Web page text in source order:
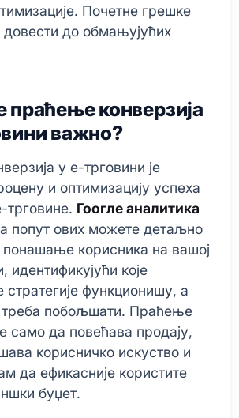
Почетне грешке
довести до обмањујућих
праћење конверзија
важно?
у е-трговини је
и оптимизацију успеха
Гоогле аналитика
попут ових можете детаљно
понашање корисника на вашој
идентификујући које
функционишу, а
треба побољшати. Праћење
само да повећава продају,
корисничко искуство и
да ефикасније користите
буџет.